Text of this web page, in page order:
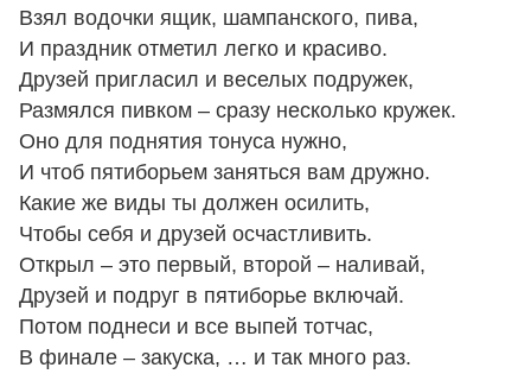
Взял водочки ящик, шампанского, пива,
И праздник отметил легко и красиво.
Друзей пригласил и веселых подружек,
Размялся пивком – сразу несколько кружек.
Оно для поднятия тонуса нужно,
И чтоб пятиборьем заняться вам дружно.
Какие же виды ты должен осилить,
Чтобы себя и друзей осчастливить.
Открыл – это первый, второй – наливай,
Друзей и подруг в пятиборье включай.
Потом поднеси и все выпей тотчас,
В финале – закуска, … и так много раз.